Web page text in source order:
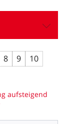
8 9
10
aufsteigend